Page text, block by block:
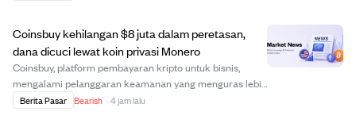
Coinsbuy kehilangan $8 juta dalam peretasan,
dana dicuci lewat koin privasi Monero
Coinsbuy, platform pembayaran kripto untuk bisnis,
mengalami pelanggaran keamanan yang menguras lebih
dari $7,9 juta dari dompet di jaringan Ethereum dan
Berita Pasar Bearish · 4 jam lalu